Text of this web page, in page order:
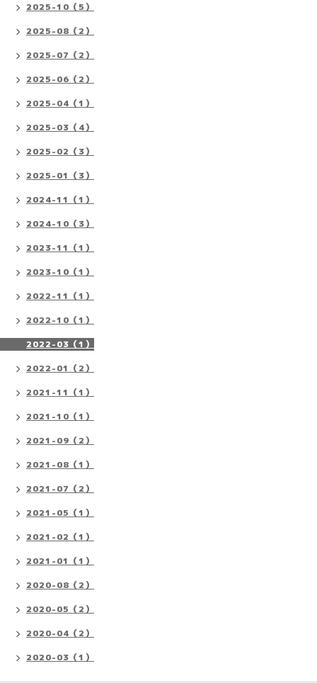
2025-10（5）
2025-08（2）
2025-07（2）
2025-06（2）
2025-04（1）
2025-03（4）
2025-02（3）
2025-01（3）
2024-11（1）
2024-10（3）
2023-11（1）
2023-10（1）
2022-11（1）
2022-10（1）
2022-03（1）
2022-01（2）
2021-11（1）
2021-10（1）
2021-09（2）
2021-08（1）
2021-07（2）
2021-05（1）
2021-02（1）
2021-01（1）
2020-08（2）
2020-05（2）
2020-04（2）
2020-03（1）